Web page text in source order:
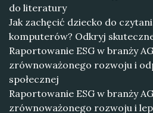
do literatury
Jak zachęcić dziecko do
komputerów? Odkryj
Raportowanie ESG w branży
zrównoważonego rozwoju i
społecznej
Raportowanie ESG w branży
zrównoważonego rozwoju i